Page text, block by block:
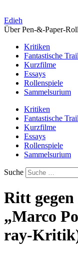
Edieh
Über Pen-&-Paper-
Kritiken
Fantastische
Kurzfilme
Essays
Rollenspiele
Sammelsurium
Kritiken
Fantastische
Kurzfilme
Essays
Rollenspiele
Sammelsurium
Suche
Ritt
„Marco
ray-